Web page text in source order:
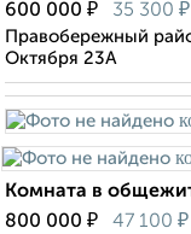
600 000 ₽ 35 300 ₽
Правобережный
Октября 23А
Комната в
800 000 ₽ 47 100 ₽